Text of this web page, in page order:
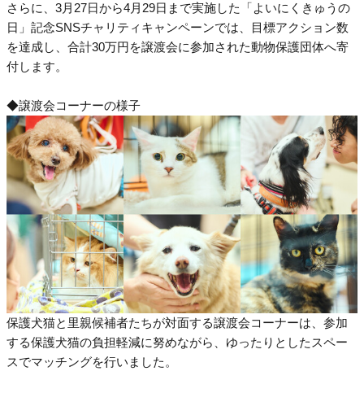
さらに、3月27日から4月29日まで実施した「よいにくきゅうの
日」記念SNSチャリティキャンペーンでは、目標アクション数
を達成し、合計30万円を譲渡会に参加された動物保護団体へ寄
付します。
◆譲渡会コーナーの様子
保護犬猫と里親候補者たちが対面する譲渡会コーナーは、参加
する保護犬猫の負担軽減に努めながら、ゆったりとしたスペー
スでマッチングを行いました。